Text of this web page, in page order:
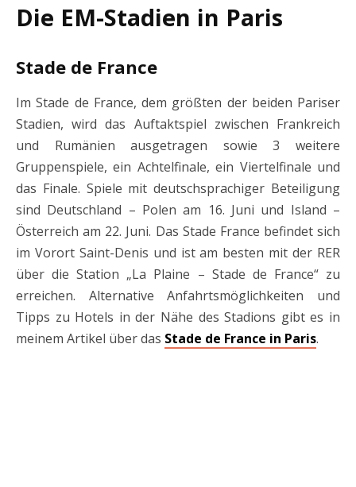
Die EM-Stadien in Paris
Stade de France
Im Stade de France, dem größten der beiden Pariser
Stadien, wird das Auftaktspiel zwischen Frankreich
und Rumänien ausgetragen sowie 3 weitere
Gruppenspiele, ein Achtelfinale, ein Viertelfinale und
das Finale. Spiele mit deutschsprachiger Beteiligung
sind Deutschland – Polen am 16. Juni und Island –
Österreich am 22. Juni. Das Stade France befindet sich
im Vorort Saint-Denis und ist am besten mit der RER
über die Station „La Plaine – Stade de France“ zu
erreichen. Alternative Anfahrtsmöglichkeiten und
Tipps zu Hotels in der Nähe des Stadions gibt es in
meinem Artikel über das Stade de France in Paris.